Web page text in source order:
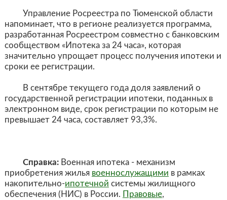
Управление Росреестра по Тюменской области
напоминает, что в регионе реализуется программа,
разработанная Росреестром совместно с банковским
сообществом «Ипотека за 24 часа», которая
значительно упрощает процесс получения ипотеки и
сроки ее регистрации.
В сентябре текущего года доля заявлений о
государственной регистрации ипотеки, поданных в
электронном виде, срок регистрации по которым не
превышает 24 часа, составляет 93,3%.
Справка: Военная ипотека - механизм
приобретения жилья военнослужащими в рамках
накопительно-ипотечной системы жилищного
обеспечения (НИС) в России. Правовые,